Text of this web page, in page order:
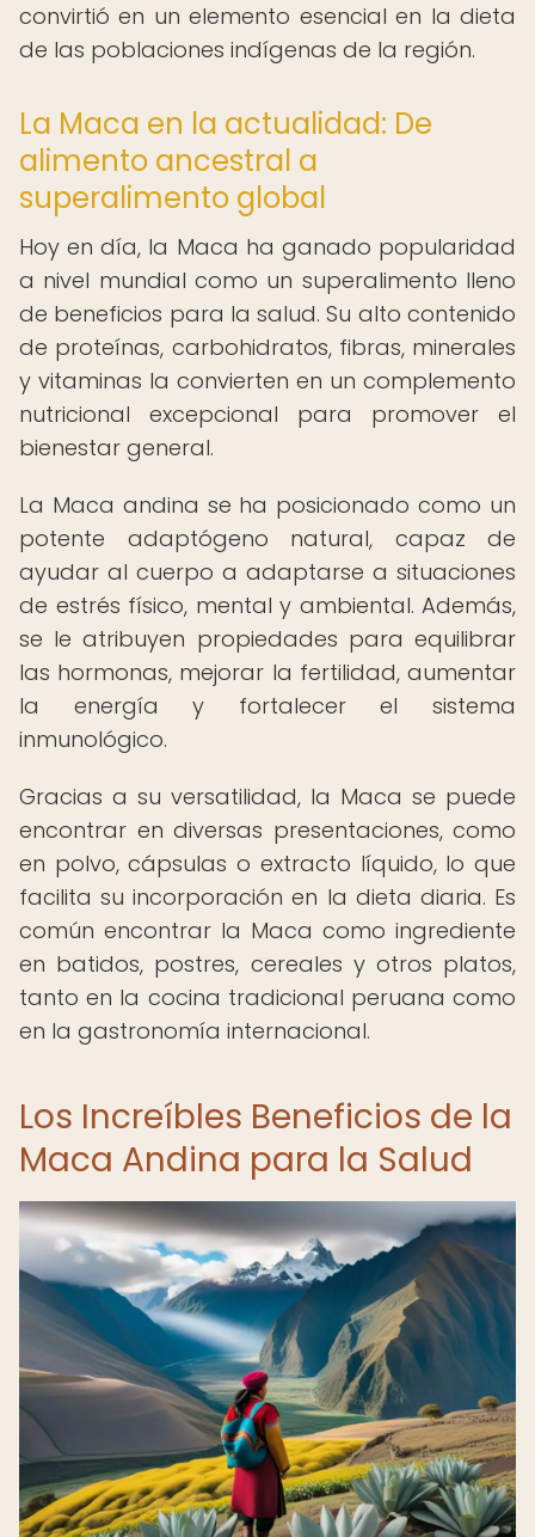
convirtió en un elemento esencial en la dieta
de las poblaciones indígenas de la región.
La Maca en la actualidad: De
alimento ancestral a
superalimento global
Hoy en día, la Maca ha ganado popularidad
a nivel mundial como un superalimento lleno
de beneficios para la salud. Su alto contenido
de proteínas, carbohidratos, fibras, minerales
y vitaminas la convierten en un complemento
nutricional excepcional para promover el
bienestar general.
La Maca andina se ha posicionado como un
potente adaptógeno natural, capaz de
ayudar al cuerpo a adaptarse a situaciones
de estrés físico, mental y ambiental. Además,
se le atribuyen propiedades para equilibrar
las hormonas, mejorar la fertilidad, aumentar
la energía y fortalecer el sistema
inmunológico.
Gracias a su versatilidad, la Maca se puede
encontrar en diversas presentaciones, como
en polvo, cápsulas o extracto líquido, lo que
facilita su incorporación en la dieta diaria. Es
común encontrar la Maca como ingrediente
en batidos, postres, cereales y otros platos,
tanto en la cocina tradicional peruana como
en la gastronomía internacional.
Los Increíbles Beneficios de la
Maca Andina para la Salud